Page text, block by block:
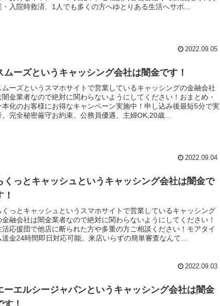
・入院時救済、1人でも多くの方へゆとりある生活へサポ...
2022.09.05
ムーズというキャッシング会社は闇金です！
ムーズというスマホサイトで営業しているキャッシングの金融会社
闇金業者なので絶対に関わらないようにしてください！おまとめ・
本化のお客様にお得なキャンペーン実施中！申し込み後最短5分で実
。完全秘密厳守お約束。公務員優遇、主婦OK,20歳...
2022.09.04
くっとキャッシュというキャッシング会社は闇金で
！
くっとキャッシュというスマホサイトで営業しているキャッシング
金融会社は闇金業者なので絶対に関わらないようにしてください！
活応援団で他店に断られた方や多重の方ご相談ください！モアタイ
送金24時間即日対応可能。来店いらずの簡単審査なんて...
2022.09.03
ーエルシージャパンというキャッシング会社は闇金
す！